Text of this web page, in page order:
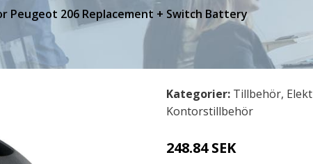
Peugeot 206 Replacement + Switch Battery
Kategorier: Tillbehör,
Kontorstillbehör
248.84 SEK